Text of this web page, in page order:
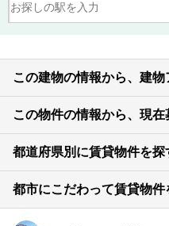
この建物の情報から、建
この物件の情報から、現
都道府県別に賃貸物件を探
都市にこだわって賃貸物件